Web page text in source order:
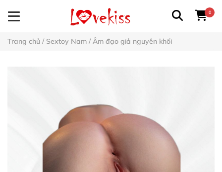
0
Trang chủ / Sextoy Nam / Âm đạo giả nguyên khối